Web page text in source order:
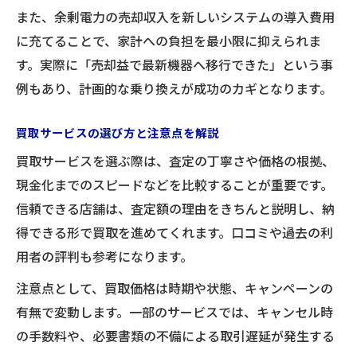
また、余剰電力の売却収入を新しいシステムの導入費用
に充てることで、家計への負担を最小限に抑えられま
す。実際に「売却益で最新機器へ移行できた」という事
例もあり、計画的な乗り換えが成功のカギとなります。
買取サービスの選び方と注意点を解説
買取サービスを選ぶ際は、査定の丁寧さや価格の根拠、
現金化までのスピードなどを比較することが重要です。
信頼できる店舗は、査定額の理由をきちんと説明し、納
得できる形で買取を進めてくれます。口コミや過去の利
用者の評判も参考になります。
注意点として、買取価格は時期や状態、キャンペーンの
有無で変動します。一部のサービスでは、キャンセル時
の手数料や、必要書類の不備による取引遅延が発生する